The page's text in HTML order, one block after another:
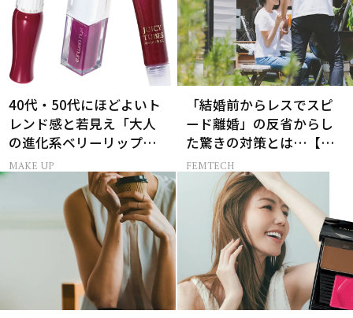
40代・50代にほどよいト
レンド感と若見え「大人
の進化系ベリーリップ」6
選
MAKE UP
「結婚前からレスでスピ
ード離婚」の反省からし
た驚きの対策とは…【セ
ックスレス AND THE
CITY -女たちの告白-】
FEMTECH